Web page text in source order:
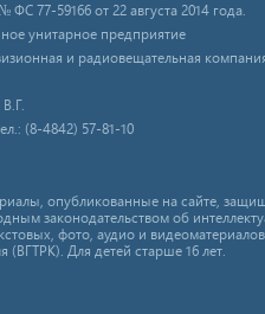
77-59166 от 22 августа 2014 года.
унитарное предприятие
и радиовещательная
(8-4842) 57-81-10
опубликованные на сайте,
законодательством об
фото, аудио и
(ВГТРК). Для детей старше 16 лет.